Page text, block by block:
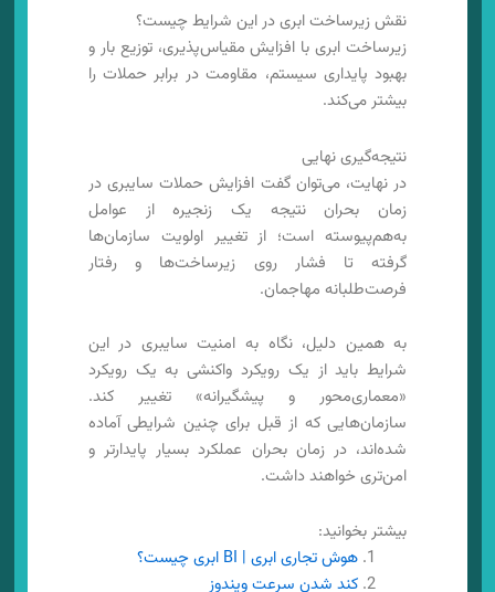
نقش زیرساخت ابری در این شرایط چیست؟
زیرساخت ابری با افزایش مقیاس‌پذیری، توزیع بار و
بهبود پایداری سیستم، مقاومت در برابر حملات را
بیشتر می‌کند.
نتیجه‌گیری نهایی
در نهایت، می‌توان گفت افزایش حملات سایبری در
زمان بحران نتیجه یک زنجیره از عوامل
به‌هم‌پیوسته است؛ از تغییر اولویت سازمان‌ها
گرفته تا فشار روی زیرساخت‌ها و رفتار
فرصت‌طلبانه مهاجمان.
به همین دلیل، نگاه به امنیت سایبری در این
شرایط باید از یک رویکرد واکنشی به یک رویکرد
«معماری‌محور و پیشگیرانه» تغییر کند.
سازمان‌هایی که از قبل برای چنین شرایطی آماده
شده‌اند، در زمان بحران عملکرد بسیار پایدارتر و
امن‌تری خواهند داشت.
بیشتر بخوانید:
هوش تجاری ابری | BI ابری چیست؟
کند شدن سرعت ویندوز